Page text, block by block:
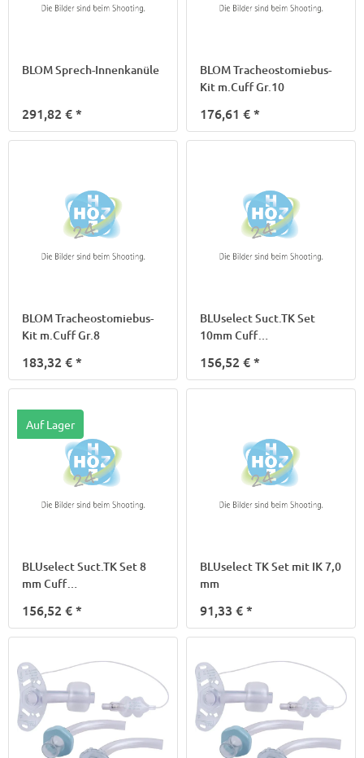
BLOM Sprech-Innenkanüle
291,82 €*
BLOM Tracheostomiebus-
Kit m.Cuff Gr.10
176,61 €*
BLOM Tracheostomiebus-
Kit m.Cuff Gr.8
183,32 €*
BLUselect Suct.TK Set
10mm Cuff
156,52 €*
Auf Lager
BLUselect Suct.TK Set 8
mm Cuff
156,52 €*
BLUselect TK Set mit IK 7,0
mm
91,33 €*